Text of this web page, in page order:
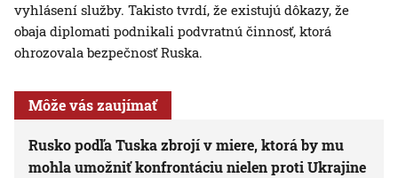
vyhlásení služby. Takisto tvrdí, že existujú dôkazy, že
obaja diplomati podnikali podvratnú činnosť, ktorá
ohrozovala bezpečnosť Ruska.
Môže vás zaujímať
Rusko podľa Tuska zbrojí v miere, ktorá by mu
mohla umožniť konfrontáciu nielen proti Ukrajine